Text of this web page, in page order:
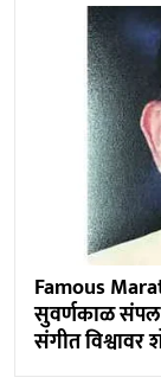
Famous
सुवर्णकाळ
संगीत